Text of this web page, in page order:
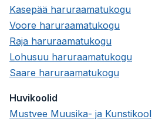
Kasepää haruraamatukogu
Voore haruraamatukogu
Raja haruraamatukogu
Lohusuu haruraamatukogu
Saare haruraamatukogu
Huvikoolid
Mustvee Muusika- ja Kunstikool